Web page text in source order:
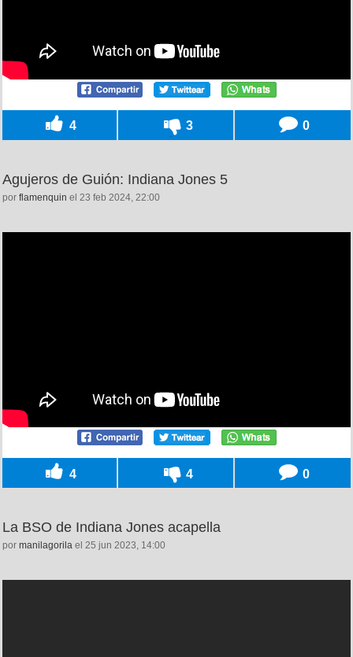
4 3 0
Agujeros de Guión: Indiana Jones 5
por flamenquin el 23 feb 2024, 22:00
4 4 0
La BSO de Indiana Jones acapella
por manilagorila el 25 jun 2023, 14:00